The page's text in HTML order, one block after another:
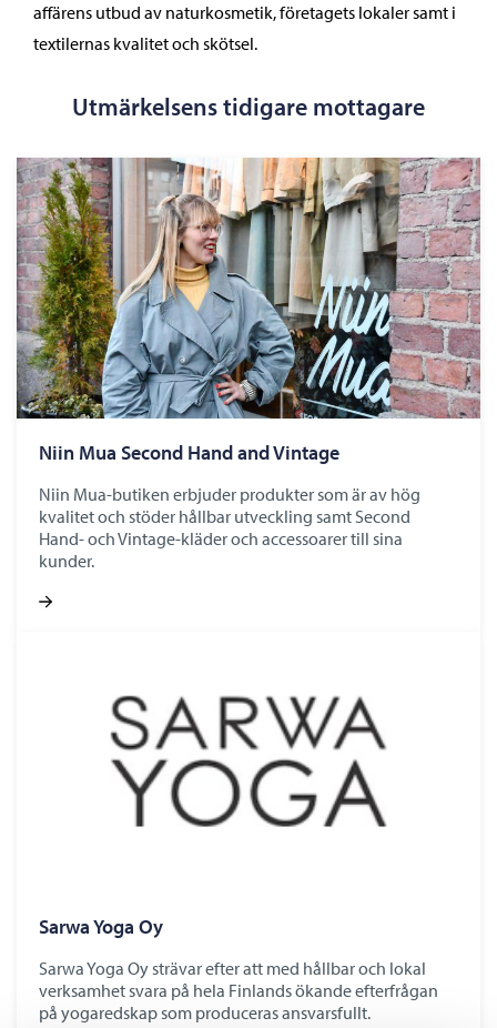
affärens utbud av naturkosmetik, företagets lokaler samt i
textilernas kvalitet och skötsel.
Utmärkelsens tidigare mottagare
Niin Mua Second Hand and Vintage
Niin Mua-butiken erbjuder produkter som är av hög
kvalitet och stöder hållbar utveckling samt Second
Hand- och Vintage-kläder och accessoarer till sina
kunder.
Sarwa Yoga Oy
Sarwa Yoga Oy strävar efter att med hållbar och lokal
verksamhet svara på hela Finlands ökande efterfrågan
på yogaredskap som produceras ansvarsfullt.